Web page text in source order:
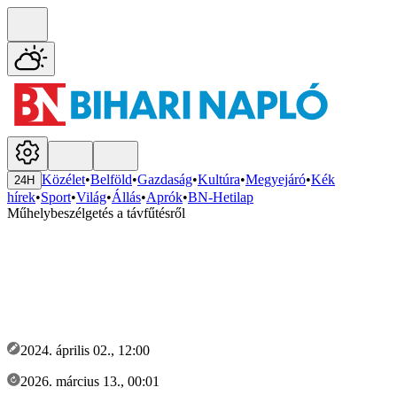
24H Közélet•Belföld•Gazdaság•Kultúra•Megyejáró•Kék
hírek•Sport•Világ•Állás•Aprók•BN-Hetilap
Műhelybeszélgetés a távfűtésről
2024. április 02., 12:00
2026. március 13., 00:01